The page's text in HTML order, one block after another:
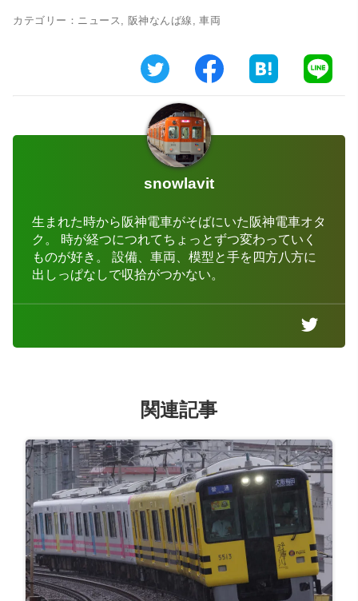
カテゴリー： ニュース 阪神なんば線 車両
snowlavit
生まれた時から阪神電車がそばにいた阪神電車オタ
ク。 時が経つにつれてちょっとずつ変わっていく
ものが好き。 設備、車両、模型と手を四方八方に
出しっぱなしで収拾がつかない。
関連記事